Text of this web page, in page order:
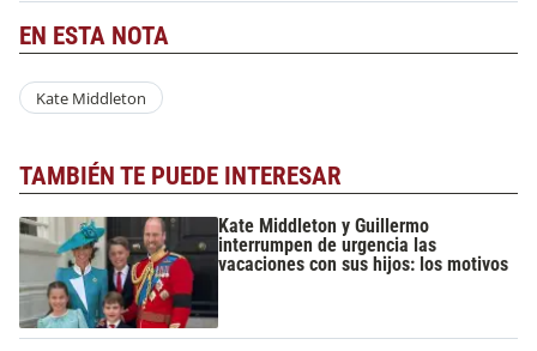
EN ESTA NOTA
Kate Middleton
TAMBIÉN TE PUEDE INTERESAR
Kate Middleton y Guillermo
interrumpen de urgencia las
vacaciones con sus hijos: los motivos